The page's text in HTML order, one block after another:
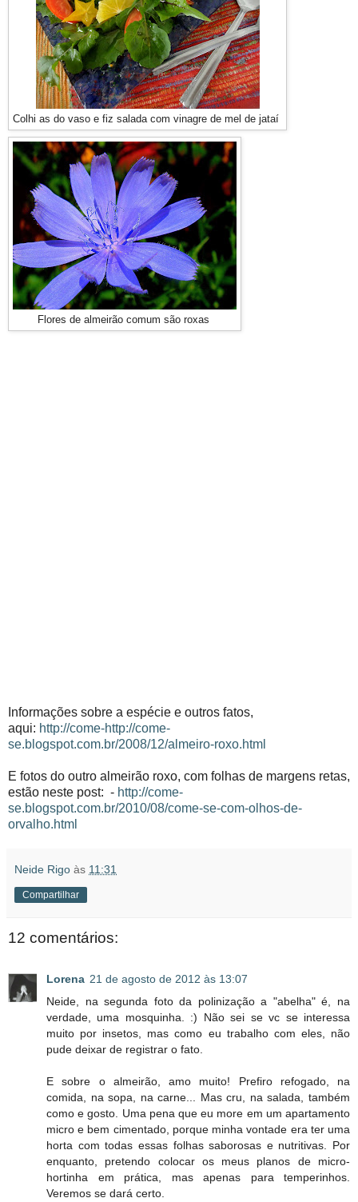
Colhi as do vaso e fiz salada com vinagre de mel de jataí
Flores de almeirão comum são roxas
Informações sobre a espécie e outros fatos,
aqui: http://come-http://come-
se.blogspot.com.br/2008/12/almeiro-roxo.html
E fotos do outro almeirão roxo, com folhas de margens retas,
estão neste post: - http://come-
se.blogspot.com.br/2010/08/come-se-com-olhos-de-
orvalho.html
Neide Rigo às 11:31
Compartilhar
12 comentários:
Lorena 21 de agosto de 2012 às 13:07
Neide, na segunda foto da polinização a "abelha" é, na
verdade, uma mosquinha. :) Não sei se vc se interessa
muito por insetos, mas como eu trabalho com eles, não
pude deixar de registrar o fato.
E sobre o almeirão, amo muito! Prefiro refogado, na
comida, na sopa, na carne... Mas cru, na salada, também
como e gosto. Uma pena que eu more em um apartamento
micro e bem cimentado, porque minha vontade era ter uma
horta com todas essas folhas saborosas e nutritivas. Por
enquanto, pretendo colocar os meus planos de micro-
hortinha em prática, mas apenas para temperinhos.
Veremos se dará certo.